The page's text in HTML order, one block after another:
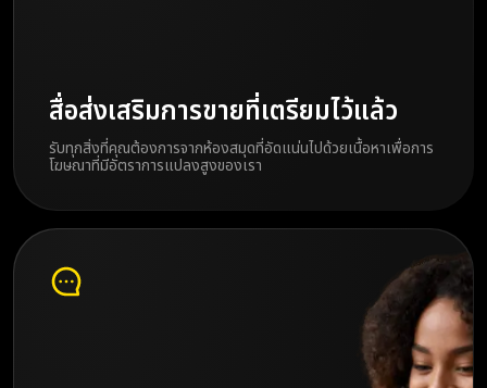
สื่อส่งเสริมการขายที่เตรียมไว้แล้ว
รับทุกสิ่งที่คุณต้องการจากห้องสมุดที่อัดแน่นไปด้วยเนื้อหาเพื่อการ
โฆษณาที่มีอัตราการแปลงสูงของเรา